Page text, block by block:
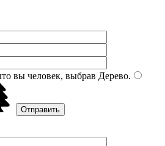
вы человек, выбрав Дерево.